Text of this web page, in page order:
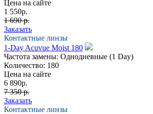
Цена на сайте
1 550р.
1 690 р.
Заказать
Контактные линзы
1-Day Acuvue Moist 180
Частота замены: Однодневные (1 Day)
Количество: 180
Цена на сайте
6 890р.
7 350 р.
Заказать
Контактные линзы